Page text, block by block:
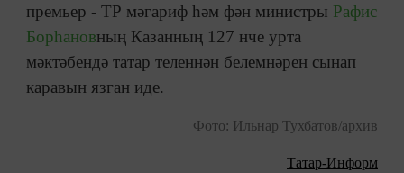
премьер - ТР мәгариф һәм фән министры Рафис
Борһановның Казанның 127 нче урта
мәктәбендә татар теленнән белемнәрен сынап
каравын язган иде.
Фото: Ильнар Тухбатов/архив
Татар-Информ